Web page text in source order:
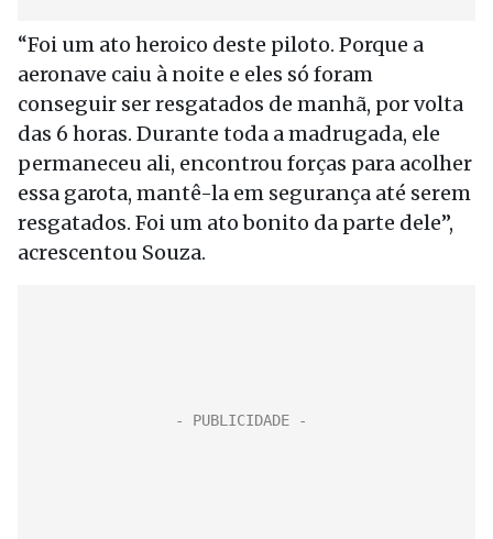
“Foi um ato heroico deste piloto. Porque a
aeronave caiu à noite e eles só foram
conseguir ser resgatados de manhã, por volta
das 6 horas. Durante toda a madrugada, ele
permaneceu ali, encontrou forças para acolher
essa garota, mantê-la em segurança até serem
resgatados. Foi um ato bonito da parte dele”,
acrescentou Souza.